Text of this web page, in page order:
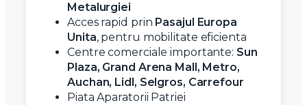
Metalurgiei
Acces rapid prin Pasajul Europa
Unita, pentru mobilitate eficienta
Centre comerciale importante: Sun
Plaza, Grand Arena Mall, Metro,
Auchan, Lidl, Selgros, Carrefour
Piata Aparatorii Patriei